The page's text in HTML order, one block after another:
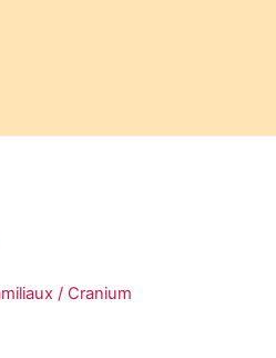
/ Cranium